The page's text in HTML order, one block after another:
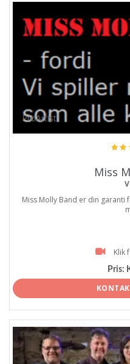
ProArtist
Miss
Miss Molly Band er din
Klik
Pris: